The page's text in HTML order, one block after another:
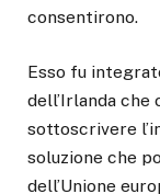
consentirono.
Esso fu
dell’Irlanda
sottoscrivere
soluzione che
dell’Unione